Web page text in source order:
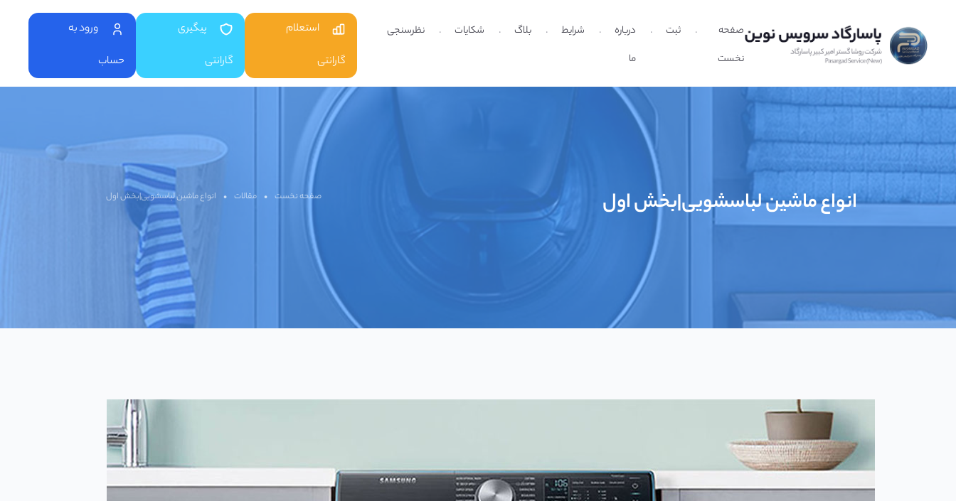
صفحه
نخست
ثبت
درباره
ما
شرایط بلاگ شکایات نظرسنجی
استعلام
گارانتی
پیگیری
گارانتی
ورود به
حساب
انواع ماشین لباسشویی|بخش اول صفحه نخست • مقالات • انواع ماشین لباسشویی|بخش اول